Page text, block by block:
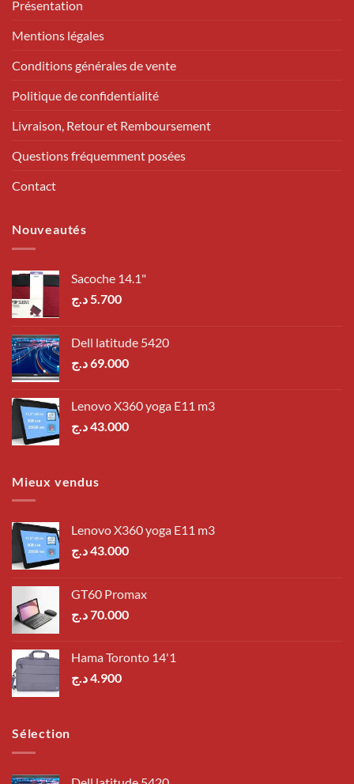
Présentation
Mentions légales
Conditions générales de vente
Politique de confidentialité
Livraison, Retour et Remboursement
Questions fréquemment posées
Contact
Nouveautés
Sacoche 14.1"
5.700د.ج
Dell latitude 5420
69.000د.ج
Lenovo X360 yoga E11 m3
43.000د.ج
Mieux vendus
Lenovo X360 yoga E11 m3
43.000د.ج
GT60 Promax
70.000د.ج
Hama Toronto 14'1
4.900د.ج
Sélection